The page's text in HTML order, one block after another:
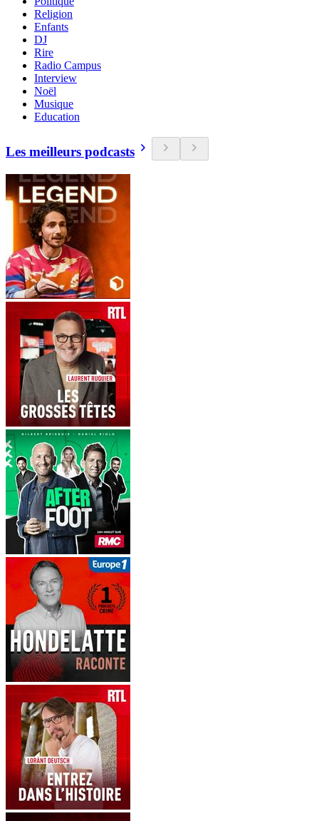
Religion
Enfants
DJ
Rire
Radio Campus
Interview
Noël
Musique
Education
Les meilleurs podcasts